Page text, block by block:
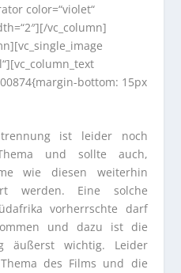
color=“violet“
vc_column]
bottom: 15px
ist leider noch
und sollte auch,
wie diesen weiterhin
werden. Eine solche
vorherrschte darf
und dazu ist die
äußerst wichtig. Leider
des Films und die